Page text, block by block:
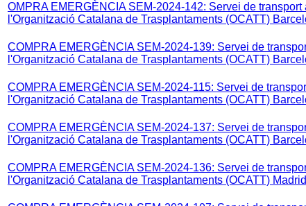
OMPRA EMERGÈNCIA SEM-2024-142: Servei de
l'Organització Catalana de Trasplantaments (OCATT)
COMPRA EMERGÈNCIA SEM-2024-139: Servei de
l'Organització Catalana de Trasplantaments (OCATT)
COMPRA EMERGÈNCIA SEM-2024-115: Servei de
l'Organització Catalana de Trasplantaments (OCATT)
COMPRA EMERGÈNCIA SEM-2024-137: Servei de
l'Organització Catalana de Trasplantaments (OCATT)
COMPRA EMERGÈNCIA SEM-2024-136: Servei de
l'Organització Catalana de Trasplantaments (OCATT)